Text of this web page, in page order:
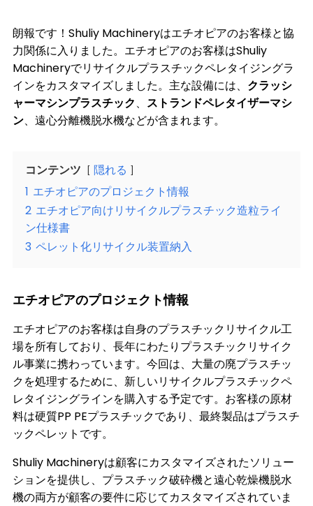
朗報です！Shuliy Machineryはエチオピアのお客様と協
力関係に入りました。エチオピアのお客様はShuliy
Machineryでリサイクルプラスチックペレタイジングラ
インをカスタマイズしました。主な設備には、 クラッシ
ャーマシンプラスチック、 ストランドペレタイザーマシ
ン、遠心分離機脱水機などが含まれます。
コンテンツ
隠れる
1 エチオピアのプロジェクト情報
2 エチオピア向けリサイクルプラスチック造粒ライ
ン仕様書
3 ペレット化リサイクル装置納入
エチオピアのプロジェクト情報
エチオピアのお客様は自身のプラスチックリサイクル工
場を所有しており、長年にわたり プラスチックリサイク
ル事業に携わっています。今回は、大量の廃プラスチッ
クを処理するために、新しいリサイクルプラスチックペ
レタイジングラインを購入する予定です。お客様の原材
料は硬質PP PEプラスチックであり、最終製品はプラスチ
ックペレットです。
Shuliy Machineryは顧客にカスタマイズされたソリュー
ションを提供し、プラスチック破砕機と遠心乾燥機脱水
機の両方が顧客の要件に応じてカスタマイズされていま